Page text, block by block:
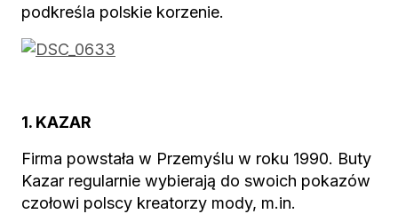
podkreśla polskie korzenie.
1. KAZAR
Firma powstała w Przemyślu w roku 1990. Buty
Kazar regularnie wybierają do swoich pokazów
czołowi polscy kreatorzy mody, m.in.